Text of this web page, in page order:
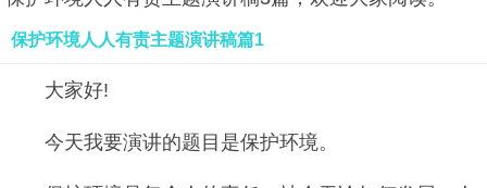
保护环境人人有责主题演讲稿篇1
大家好!
今天我要演讲的题目是保护环境。